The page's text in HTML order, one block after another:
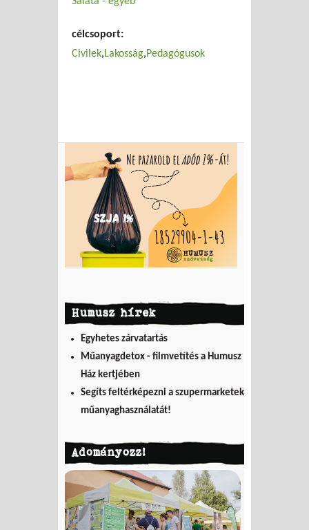
célcsoport:
Civilek Lakosság Pedagógusok
Humusz hírek
Egyhetes zárvatartás
Műanyagdetox - filmvetítés a Humusz
Ház kertjében
Segíts feltérképezni a szupermarketek
műanyaghasználatát!
Adományozz!